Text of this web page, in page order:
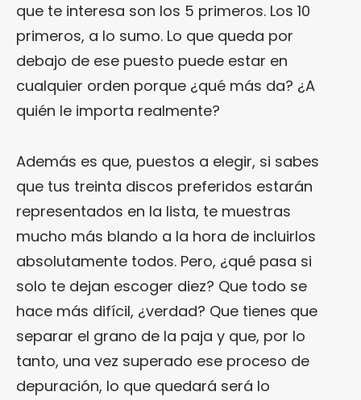
que te interesa son los 5 primeros. Los 10
primeros, a lo sumo. Lo que queda por
debajo de ese puesto puede estar en
cualquier orden porque ¿qué más da? ¿A
quién le importa realmente?
Además es que, puestos a elegir, si sabes
que tus treinta discos preferidos estarán
representados en la lista, te muestras
mucho más blando a la hora de incluirlos
absolutamente todos. Pero, ¿qué pasa si
solo te dejan escoger diez? Que todo se
hace más difícil, ¿verdad? Que tienes que
separar el grano de la paja y que, por lo
tanto, una vez superado ese proceso de
depuración, lo que quedará será lo